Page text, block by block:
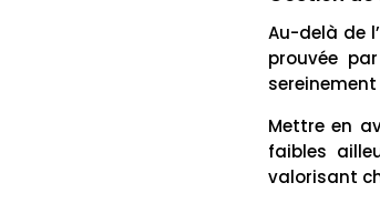
Au-delà de
prouvée
Mettre en
faibles
valorisant